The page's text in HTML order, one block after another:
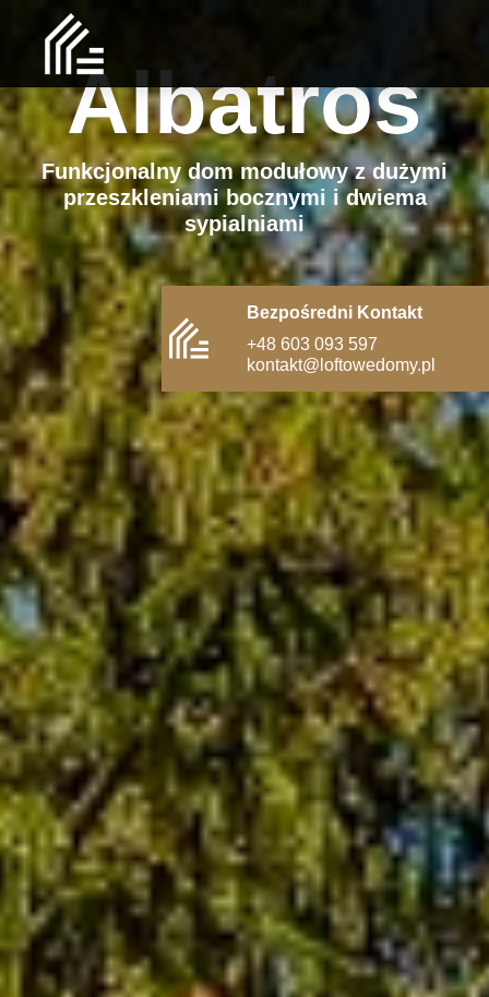
Albatros
Funkcjonalny dom modułowy z dużymi
przeszkleniami bocznymi i dwiema
sypialniami
Bezpośredni Kontakt
+48 603 093 597
kontakt@loftowedomy.pl